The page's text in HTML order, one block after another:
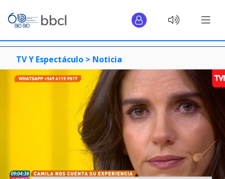
TV Y Espectáculo > Noticia